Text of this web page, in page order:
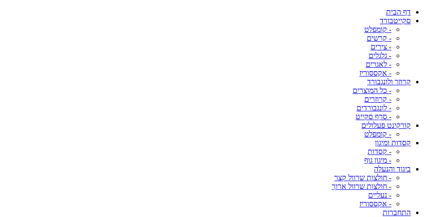
דף הבית
סקייטבורד
- קומפלט
- קרשים
- צירים
- גלגלים
- לאגרים
- אקססוריז
קרוזר ולונגבורד
- כל המוצרים
- קרוזרים
- לונגבורדים
- סרף סקייט
קורקינט פעלולים
- קומפלט
קסדות ומיגון
- קסדות
- מיגון גוף
ביגוד והנעלה
- חולצות שרוול קצר
- חולצות שרוול ארוך
- נעליים
- אקססוריז
התחברות